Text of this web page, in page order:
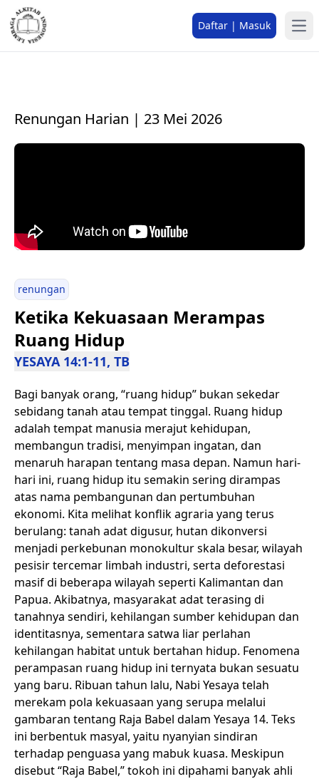
Daftar | Masuk
Renungan Harian | 23 Mei 2026
renungan
Ketika Kekuasaan Merampas
Ruang Hidup
YESAYA 14:1-11, TB
Bagi banyak orang, “ruang hidup” bukan sekedar
sebidang tanah atau tempat tinggal. Ruang hidup
adalah tempat manusia merajut kehidupan,
membangun tradisi, menyimpan ingatan, dan
menaruh harapan tentang masa depan. Namun hari-
hari ini, ruang hidup itu semakin sering dirampas
atas nama pembangunan dan pertumbuhan
ekonomi. Kita melihat konflik agraria yang terus
berulang: tanah adat digusur, hutan dikonversi
menjadi perkebunan monokultur skala besar, wilayah
pesisir tercemar limbah industri, serta deforestasi
masif di beberapa wilayah seperti Kalimantan dan
Papua. Akibatnya, masyarakat adat terasing di
tanahnya sendiri, kehilangan sumber kehidupan dan
identitasnya, sementara satwa liar perlahan
kehilangan habitat untuk bertahan hidup. Fenomena
perampasan ruang hidup ini ternyata bukan sesuatu
yang baru. Ribuan tahun lalu, Nabi Yesaya telah
merekam pola kekuasaan yang serupa melalui
gambaran tentang Raja Babel dalam Yesaya 14. Teks
ini berbentuk masyal, yaitu nyanyian sindiran
terhadap penguasa yang mabuk kuasa. Meskipun
disebut “Raja Babel,” tokoh ini dipahami banyak ahli